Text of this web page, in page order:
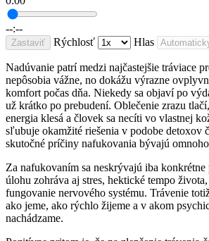
--:--
Zastaviť Rýchlosť Hlas
Nadúvanie patrí medzi najčastejšie tráviace
nepôsobia vážne, no dokážu výrazne
komfort počas dňa. Niekedy sa objaví po
už krátko po prebudení. Oblečenie zrazu
energia klesá a človek sa necíti vo vlastnej
sľubuje okamžité riešenia v podobe detoxov
skutočné príčiny nafukovania bývajú
Za nafukovaním sa neskrývajú iba
úlohu zohráva aj stres, hektické tempo
fungovanie nervového systému. Trávenie
ako jeme, ako rýchlo žijeme a v akom
nachádzame.